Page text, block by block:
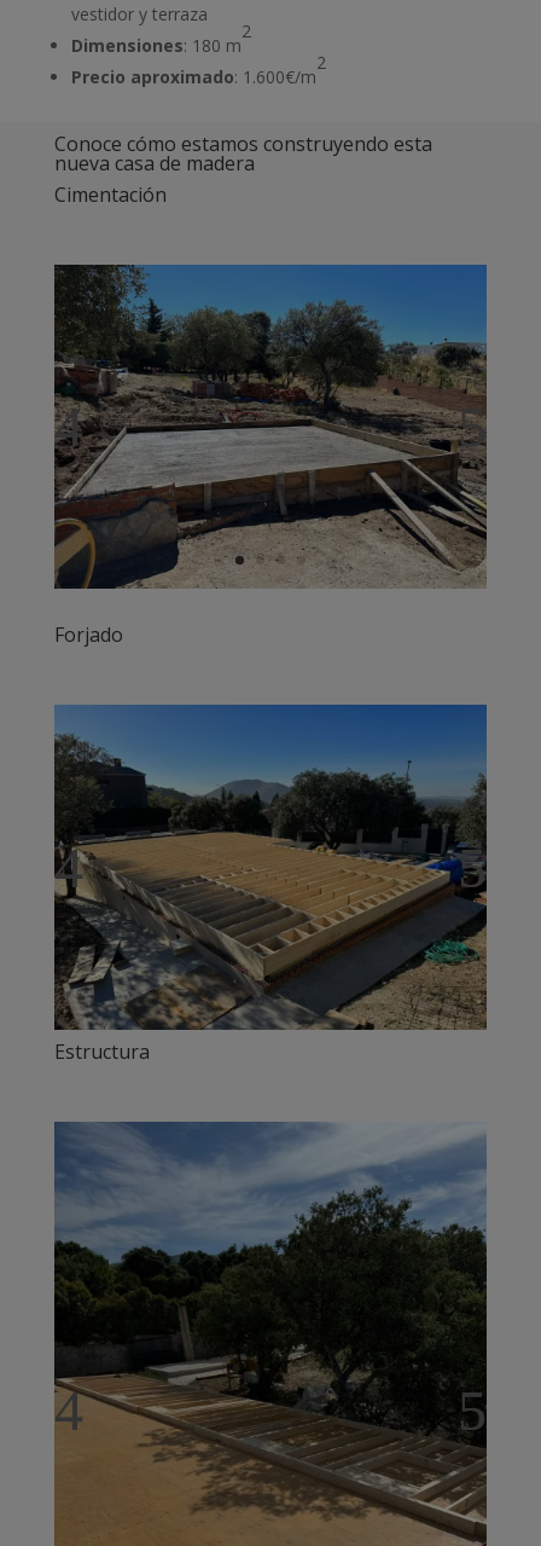
vestidor y terraza
Dimensiones: 180 m
2
Precio aproximado: 1.600€/m
2
Conoce cómo estamos construyendo esta
nueva casa de madera
Cimentación
Forjado
Estructura